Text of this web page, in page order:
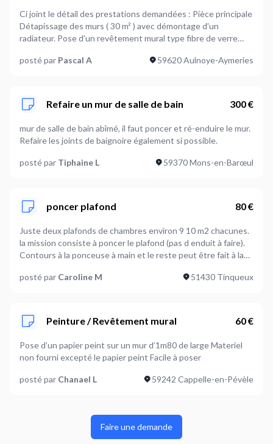
Ci joint le détail des prestations demandées : Pièce principale
Détapissage des murs ( 30 m² ) avec démontage d'un
radiateur. Pose d'un revêtement mural type fibre de verre
Peinture du plafond ( 16m² ) Salle de Bain Nettoyage et
mural, Colle Murale, Peinture Revêtement, Peinture Plafond,
Peinture SdB. Forfait petit matériel à la charge du prestataire.
Si connaissance en électricité, le changement de 2 radiateurs
pourrait être envisagé. NB : Les photos décrivent l'attendu /
autre studio déjà à niveau mais non représentatif de la réalité.
posté par Pascal A 59620 Aulnoye-Aymeries
Refaire un mur de salle de bain 300 €
mur de salle de bain abîmé, il faut poncer et ré-enduire le mur.
Refaire les joints de baignoire également si possible.
posté par Tiphaine L 59370 Mons-en-Barœul
poncer plafond 80 €
Juste deux plafonds de chambres environ 9 10 m2 chacunes.
la mission consiste à poncer le plafond (pas d enduit à faire).
Contours à la ponceuse à main et le reste peut être fait à la
posté par Caroline M 51430 Tinqueux
Peinture / Revêtement mural 60 €
Pose d’un papier peint sur un mur d’1m80 de large Materiel
non fourni excepté le papier peint Facile à poser
posté par Chanael L 59242 Cappelle-en-Pévèle
Faire une demande